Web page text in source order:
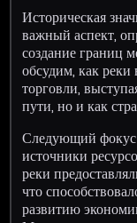
Историческая
важный аспект,
создание границ
обсудим, как
торговли,
пути, но и как
Следующий фокус
источники
реки
что
развитию